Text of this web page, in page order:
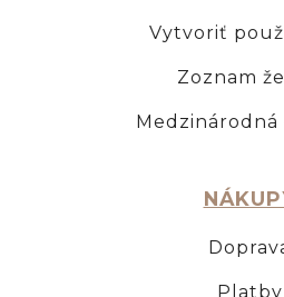
Vytvoriť
Zoznam
Medzinárodná
Platby